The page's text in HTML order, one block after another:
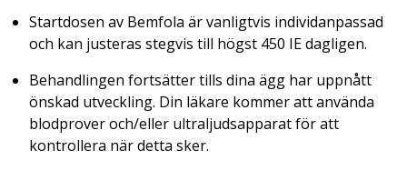
Startdosen av Bemfola är vanligtvis individanpassad
och kan justeras stegvis till högst 450 IE dagligen.
Behandlingen fortsätter tills dina ägg har uppnått
önskad utveckling. Din läkare kommer att använda
blodprover och/eller ultraljudsapparat för att
kontrollera när detta sker.